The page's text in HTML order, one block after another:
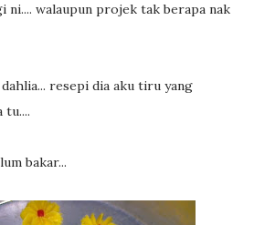
ni.... walaupun projek tak berapa nak
resepi dia aku tiru yang
bakar...